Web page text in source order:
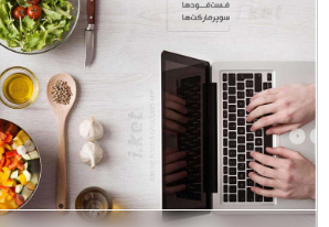
ترجمه رسمی (2)
مالی،
نیروگاه و پتروشیمی
(3)
خودرو و
آموزشی و مشاوره
(13)
لوازم